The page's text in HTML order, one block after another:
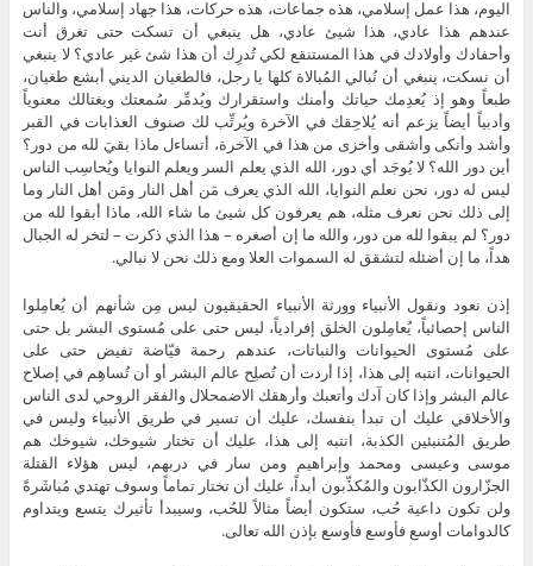
اليوم، هذا عمل إسلامي، هذه جماعات، هذه حركات، هذا جهاد إسلامي، والناس
عندهم هذا عادي، هذا شيئ عادي، هل ينبغي أن تسكت حتى تغرق أنت
وأحفادك وأولادك في هذا المستنقع لكي تُدرِك أن هذا شئ غير عادي؟ لا ينبغي
أن نسكت، ينبغي أن نُبالي المُبالاة كلها يا رجل، فالطغيان الديني أبشع طغيان،
طبعاً وهو إذ يُعدِمك حياتك وأمنك واستقرارك ويُدمِّر سُمعتك ويغتالك معنوياً
وأدبياً أيضاً يزعم أنه يُلاحِقك في الآخرة ويُرتِّب لك صنوف العذابات في القبر
وأشد وأنكى وأشقى وأخزى من هذا في الآخرة، أتساءل ماذا بقيَ لله من دور؟
أين دور الله؟ لا يُوجَد أي دور، الله الذي يعلم السر ويعلم النوايا ويُحاسِب الناس
ليس له دور، نحن نعلم النوايا، الله الذي يعرف مَن أهل النار ومَن أهل النار وما
إلى ذلك نحن نعرف مثله، هم يعرفون كل شيئ ما شاء الله، ماذا أبقوا لله من
دور؟ لم يبقوا لله من دور، والله ما إن أصغره – هذا الذي ذكرت – لتخر له الجبال
هداً، ما إن أضئله لتشقق له السموات العلا ومع ذلك نحن لا نبالي.
إذن نعود ونقول الأنبياء وورثة الأنبياء الحقيقيون ليس مِن شأنهم أن يُعامِلوا
الناس إحصائياً، يُعامِلون الخلق إفرادياً، ليس حتى على مُستوى البشر بل حتى
على مُستوى الحيوانات والنباتات، عندهم رحمة فيّاضة تفيض حتى على
الحيوانات، انتبه إلى هذا، إذا أردت أن تُصلِح عالم البشر أو أن تُساهِم في إصلاح
عالم البشر وإذا كان آدك وأتعبك وأرهقك الاضمحلال والفقر الروحي لدى الناس
والأخلاقي عليك أن تبدأ بنفسك، عليك أن تسير في طريق الأنبياء وليس في
طريق المُتنبئين الكذبة، انتبه إلى هذا، عليك أن تختار شيوخك، شيوخك هم
موسى وعيسى ومحمد وإبراهيم ومن سار في دربهم، ليس هؤلاء القتلة
الجزّارون الكذّابون والمُكذِّبون أبداً، عليك أن تختار تماماً وسوف تهتدي مُباشَرةً
ولن تكون داعية حُب، ستكون أيضاً مثالاً للحُب، وسيبدأ تأثيرك يتسع ويتداوم
كالدوامات أوسع فأوسع فأوسع بإذن الله تعالى.